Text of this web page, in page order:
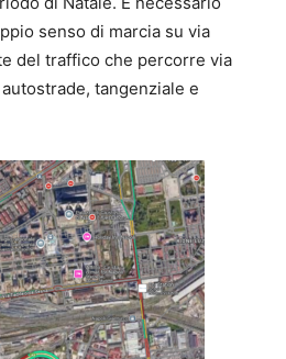
senso di marcia su via
del traffico che percorre via
tangenziale e